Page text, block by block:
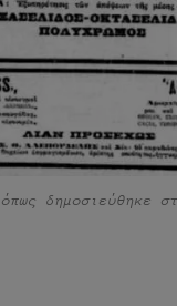
δημοσιεύθηκε